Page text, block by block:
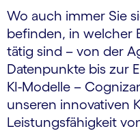
Wo auch immer Sie
befinden, in welcher
tätig sind – von der
Datenpunkte bis zur
KI-Modelle –
unseren innovativen
Leistungsfähigkeit